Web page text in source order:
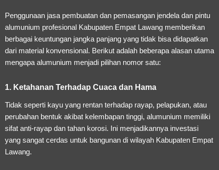
Penggunaan jasa pembuatan dan pemasangan jendela dan pintu
alumunium profesional Kabupaten Empat Lawang memberikan
berbagai keuntungan jangka panjang yang tidak bisa didapatkan
dari material konvensional. Berikut adalah beberapa alasan utama
mengapa alumunium menjadi pilihan nomor satu:
1. Ketahanan Terhadap Cuaca dan Hama
Tidak seperti kayu yang rentan terhadap rayap, pelapukan, atau
perubahan bentuk akibat kelembapan tinggi, alumunium memiliki
sifat anti-rayap dan tahan korosi. Ini menjadikannya investasi
yang sangat cerdas untuk bangunan di wilayah Kabupaten Empat
Lawang.